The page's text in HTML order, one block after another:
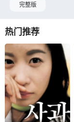
完整版
热门推荐